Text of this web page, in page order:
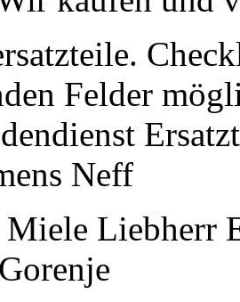
Felder
Neff
Miele Liebherr
Gorenje